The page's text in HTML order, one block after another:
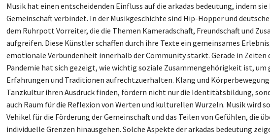
Musik hat einen entscheidenden Einfluss auf die arkadas bedeutung, indem
Gemeinschaft verbindet. In der Musikgeschichte sind Hip-Hopper und deutsche
dem Ruhrpott Vorreiter, die die Themen Kameradschaft, Freundschaft und
aufgreifen. Diese Künstler schaffen durch ihre Texte ein gemeinsames
emotionale Verbundenheit innerhalb der Community stärkt. Gerade in Zeiten
Pandemie hat sich gezeigt, wie wichtig soziale Zusammengehörigkeit ist, um
Erfahrungen und Traditionen aufrechtzuerhalten. Klang und
Tanzkultur ihren Ausdruck finden, fördern nicht nur die Identitätsbildung,
auch Raum für die Reflexion von Werten und kulturellen Wurzeln. Musik wird
Vehikel für die Förderung der Gemeinschaft und das Teilen von Gefühlen, die
individuelle Grenzen hinausgehen. Solche Aspekte der arkadas bedeutung